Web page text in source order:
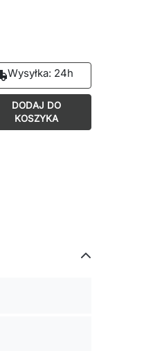
Wysyłka: 24h
DODAJ DO
KOSZYKA